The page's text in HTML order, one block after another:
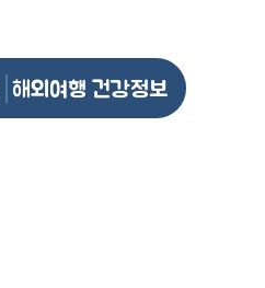
해외여행 건강정보